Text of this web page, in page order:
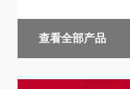
查看全部产品